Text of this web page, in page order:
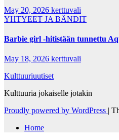
May 20, 2026 kerttuvali
YHTYEET JA BÄNDIT
Barbie girl -hitistään tunnettu
May 18, 2026 kerttuvali
Kulttuuriuutiset
Kulttuuria jokaiselle jotakin
Proudly powered by WordPress |
Home